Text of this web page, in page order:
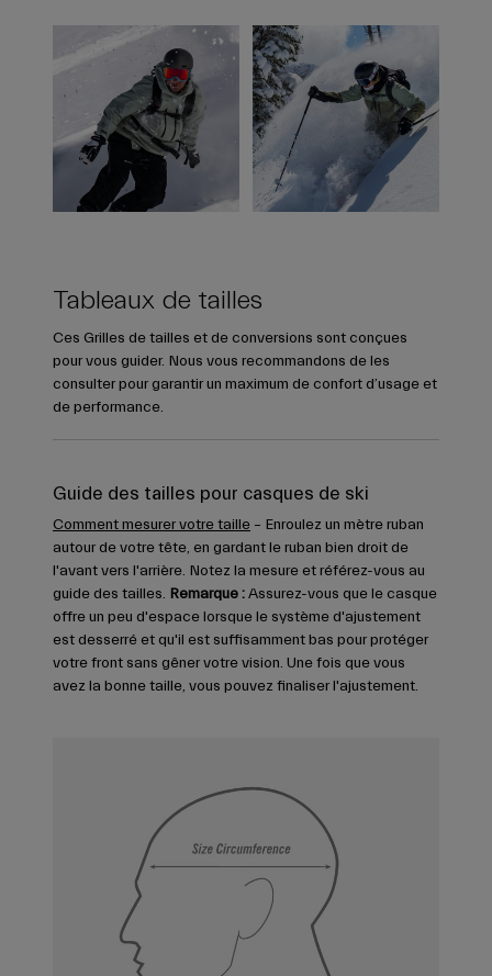
Tableaux de tailles
Ces Grilles de tailles et de conversions sont conçues
pour vous guider. Nous vous recommandons de les
consulter pour garantir un maximum de confort d’usage et
de performance.
Guide des tailles pour casques de ski
Comment mesurer votre taille – Enroulez un mètre ruban
autour de votre tête, en gardant le ruban bien droit de
l'avant vers l'arrière. Notez la mesure et référez-vous au
guide des tailles. Remarque :Assurez-vous que le casque
offre un peu d'espace lorsque le système d'ajustement
est desserré et qu'il est suffisamment bas pour protéger
votre front sans gêner votre vision. Une fois que vous
avez la bonne taille, vous pouvez finaliser l'ajustement.